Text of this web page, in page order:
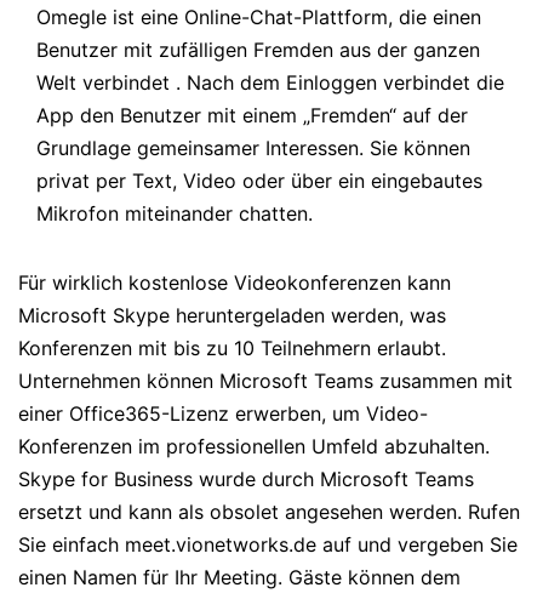
Omegle ist eine Online-Chat-Plattform, die einen
Benutzer mit zufälligen Fremden aus der ganzen
Welt verbindet . Nach dem Einloggen verbindet die
App den Benutzer mit einem „Fremden“ auf der
Grundlage gemeinsamer Interessen. Sie können
privat per Text, Video oder über ein eingebautes
Mikrofon miteinander chatten.
Für wirklich kostenlose Videokonferenzen kann
Microsoft Skype heruntergeladen werden, was
Konferenzen mit bis zu 10 Teilnehmern erlaubt.
Unternehmen können Microsoft Teams zusammen mit
einer Office365-Lizenz erwerben, um Video-
Konferenzen im professionellen Umfeld abzuhalten.
Skype for Business wurde durch Microsoft Teams
ersetzt und kann als obsolet angesehen werden. Rufen
Sie einfach meet.vionetworks.de auf und vergeben Sie
einen Namen für Ihr Meeting. Gäste können dem